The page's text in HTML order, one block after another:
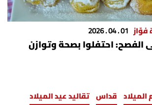
01 . 04 . 2026
الفصح: احتفلوا بصحة وتوازن
الميلاد قداس تقاليد عيد الميلاد